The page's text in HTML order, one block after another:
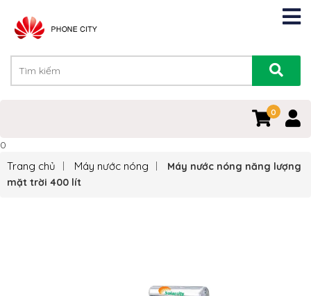
0
0
Trang chủ Máy nước nóng
Máy nước nóng năng lượng
mặt trời 400 lít